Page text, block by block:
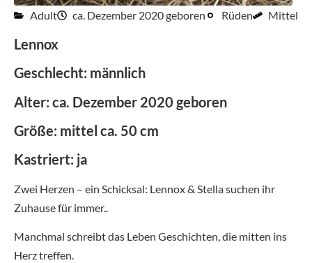
Adult ca. Dezember 2020 geboren Rüden Mittel
Lennox
Geschlecht: männlich
Alter: ca. Dezember 2020 geboren
Größe: mittel ca. 50 cm
Kastriert: ja
Zwei Herzen – ein Schicksal: Lennox & Stella suchen ihr
Zuhause für immer..
Manchmal schreibt das Leben Geschichten, die mitten ins
Herz treffen.